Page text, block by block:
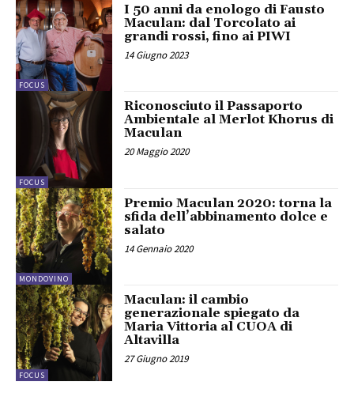
FOCUS
I 50 anni da enologo di Fausto
Maculan: dal Torcolato ai
grandi rossi, fino ai PIWI
14 Giugno 2023
FOCUS
Riconosciuto il Passaporto
Ambientale al Merlot Khorus di
Maculan
20 Maggio 2020
MONDOVINO
Premio Maculan 2020: torna la
sfida dell’abbinamento dolce e
salato
14 Gennaio 2020
FOCUS
Maculan: il cambio
generazionale spiegato da
Maria Vittoria al CUOA di
Altavilla
27 Giugno 2019